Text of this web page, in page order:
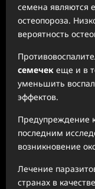
семена являются
остеопороза.
вероятность
семечек еще и в
уменьшить
эффектов.
Предупреждение
последним
возникновение
Лечение
странах в